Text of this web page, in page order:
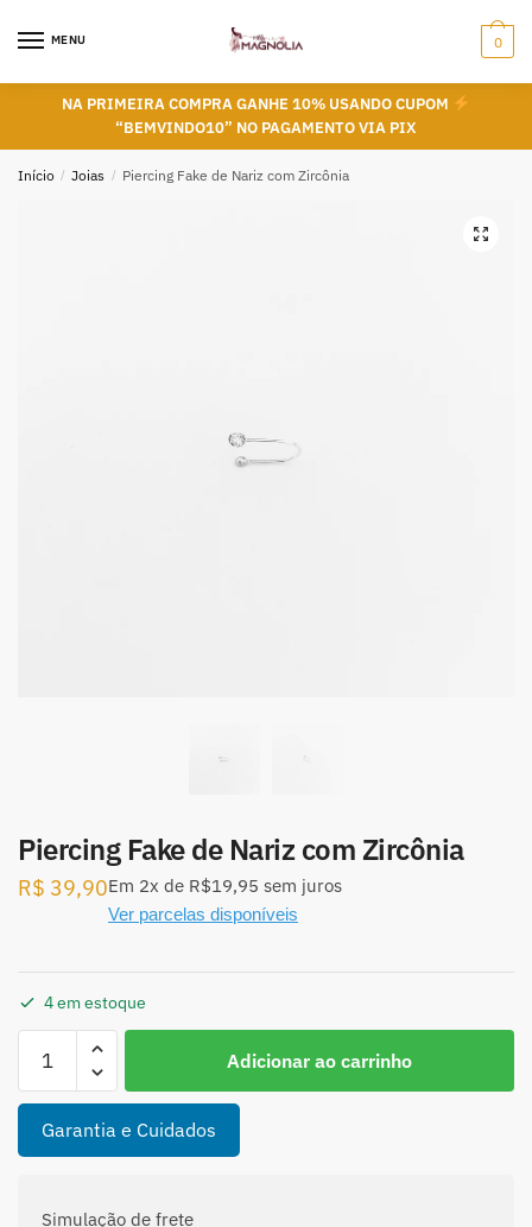
MENU 0
NA PRIMEIRA COMPRA GANHE 10% USANDO CUPOM
“BEMVINDO10” NO PAGAMENTO VIA PIX
Início / Joias / Piercing Fake de Nariz com Zircônia
Piercing Fake de Nariz com Zircônia
R$ 39,90Em 2x de R$19,95 sem juros
Ver parcelas disponíveis
4 em estoque
Fake
de
Nariz
com
quantidade
Adicionar ao carrinho
Garantia e Cuidados
Simulação de frete